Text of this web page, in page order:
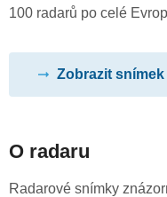
100 radarů po celé
Zobrazit
O radaru
Radarové snímky